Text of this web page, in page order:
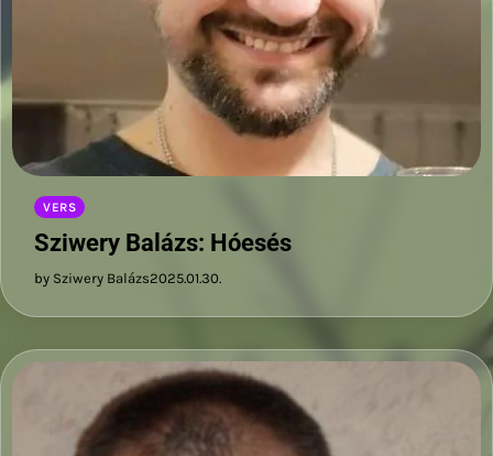
VERS
Sziwery Balázs: Hóesés
by Sziwery Balázs2025.01.30.